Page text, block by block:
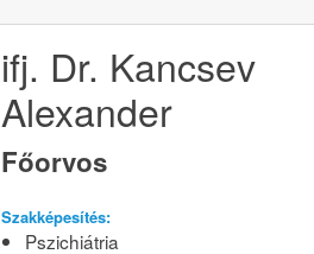
ifj. Dr. Kancsev
Alexander
Főorvos
Szakképesítés:
Pszichiátria